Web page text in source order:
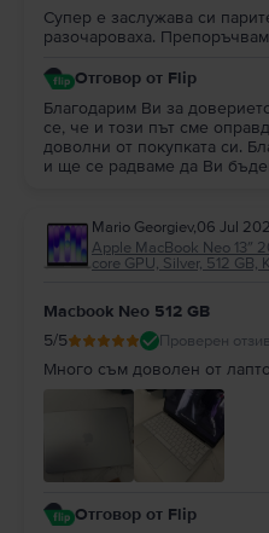
Супер е заслужава си
разочароваха.
Отговор от Flip
Благодарим Ви за
се, че и този път сме
доволни от покупката си.
и ще се радваме да Ви
Mario Georgiev,06 Jul
Apple MacBook Neo 13″
core GPU, Silver, 512 GB,
Macbook Neo 512 GB
5/5 Проверен отзив
Много съм доволен от
Отговор от Flip